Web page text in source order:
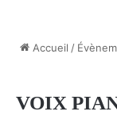
Accueil /
VOIX